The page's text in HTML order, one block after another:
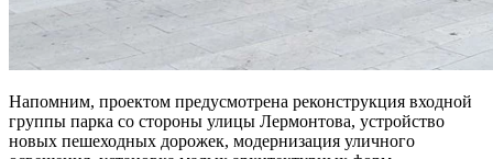
Напомним, проектом предусмотрена реконструкция входной
группы парка со стороны улицы Лермонтова, устройство
новых пешеходных дорожек, модернизация уличного